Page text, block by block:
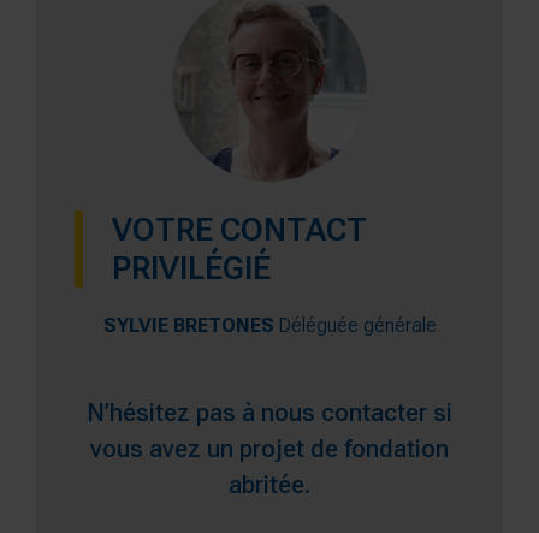
VOTRE CONTACT
PRIVILÉGIÉ
SYLVIE BRETONES Déléguée générale
N’hésitez pas à nous contacter si
vous avez un projet de fondation
abritée.